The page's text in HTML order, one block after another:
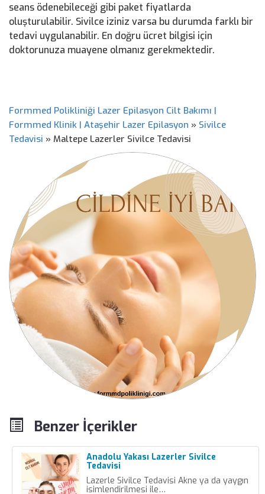
seans ödenebileceği gibi paket fiyatlarda
oluşturulabilir. Sivilce iziniz varsa bu durumda farklı bir
tedavi uygulanabilir. En doğru ücret bilgisi için
doktorunuza muayene olmanız gerekmektedir.
Formmed Polikliniği Lazer Epilasyon Cilt Bakımı |
Formmed Klinik | Ataşehir Lazer Epilasyon » Sivilce
Tedavisi » Maltepe Lazerler Sivilce Tedavisi
Benzer İçerikler
Anadolu Yakası Lazerler Sivilce
Tedavisi
Lazerle Sivilce Tedavisi Akne ya da yaygın
isimlendirilmesi ile…